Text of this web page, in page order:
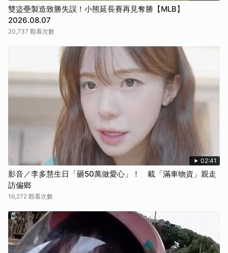
雙盜壘製造致勝失誤！小熊延長賽再見奪勝【MLB】
2026.08.07
20,737 觀看次數
02:41
影音／李多慧生日「砸50萬做愛心」！ 載「滿車物資」親走
訪偏鄉
16,272 觀看次數